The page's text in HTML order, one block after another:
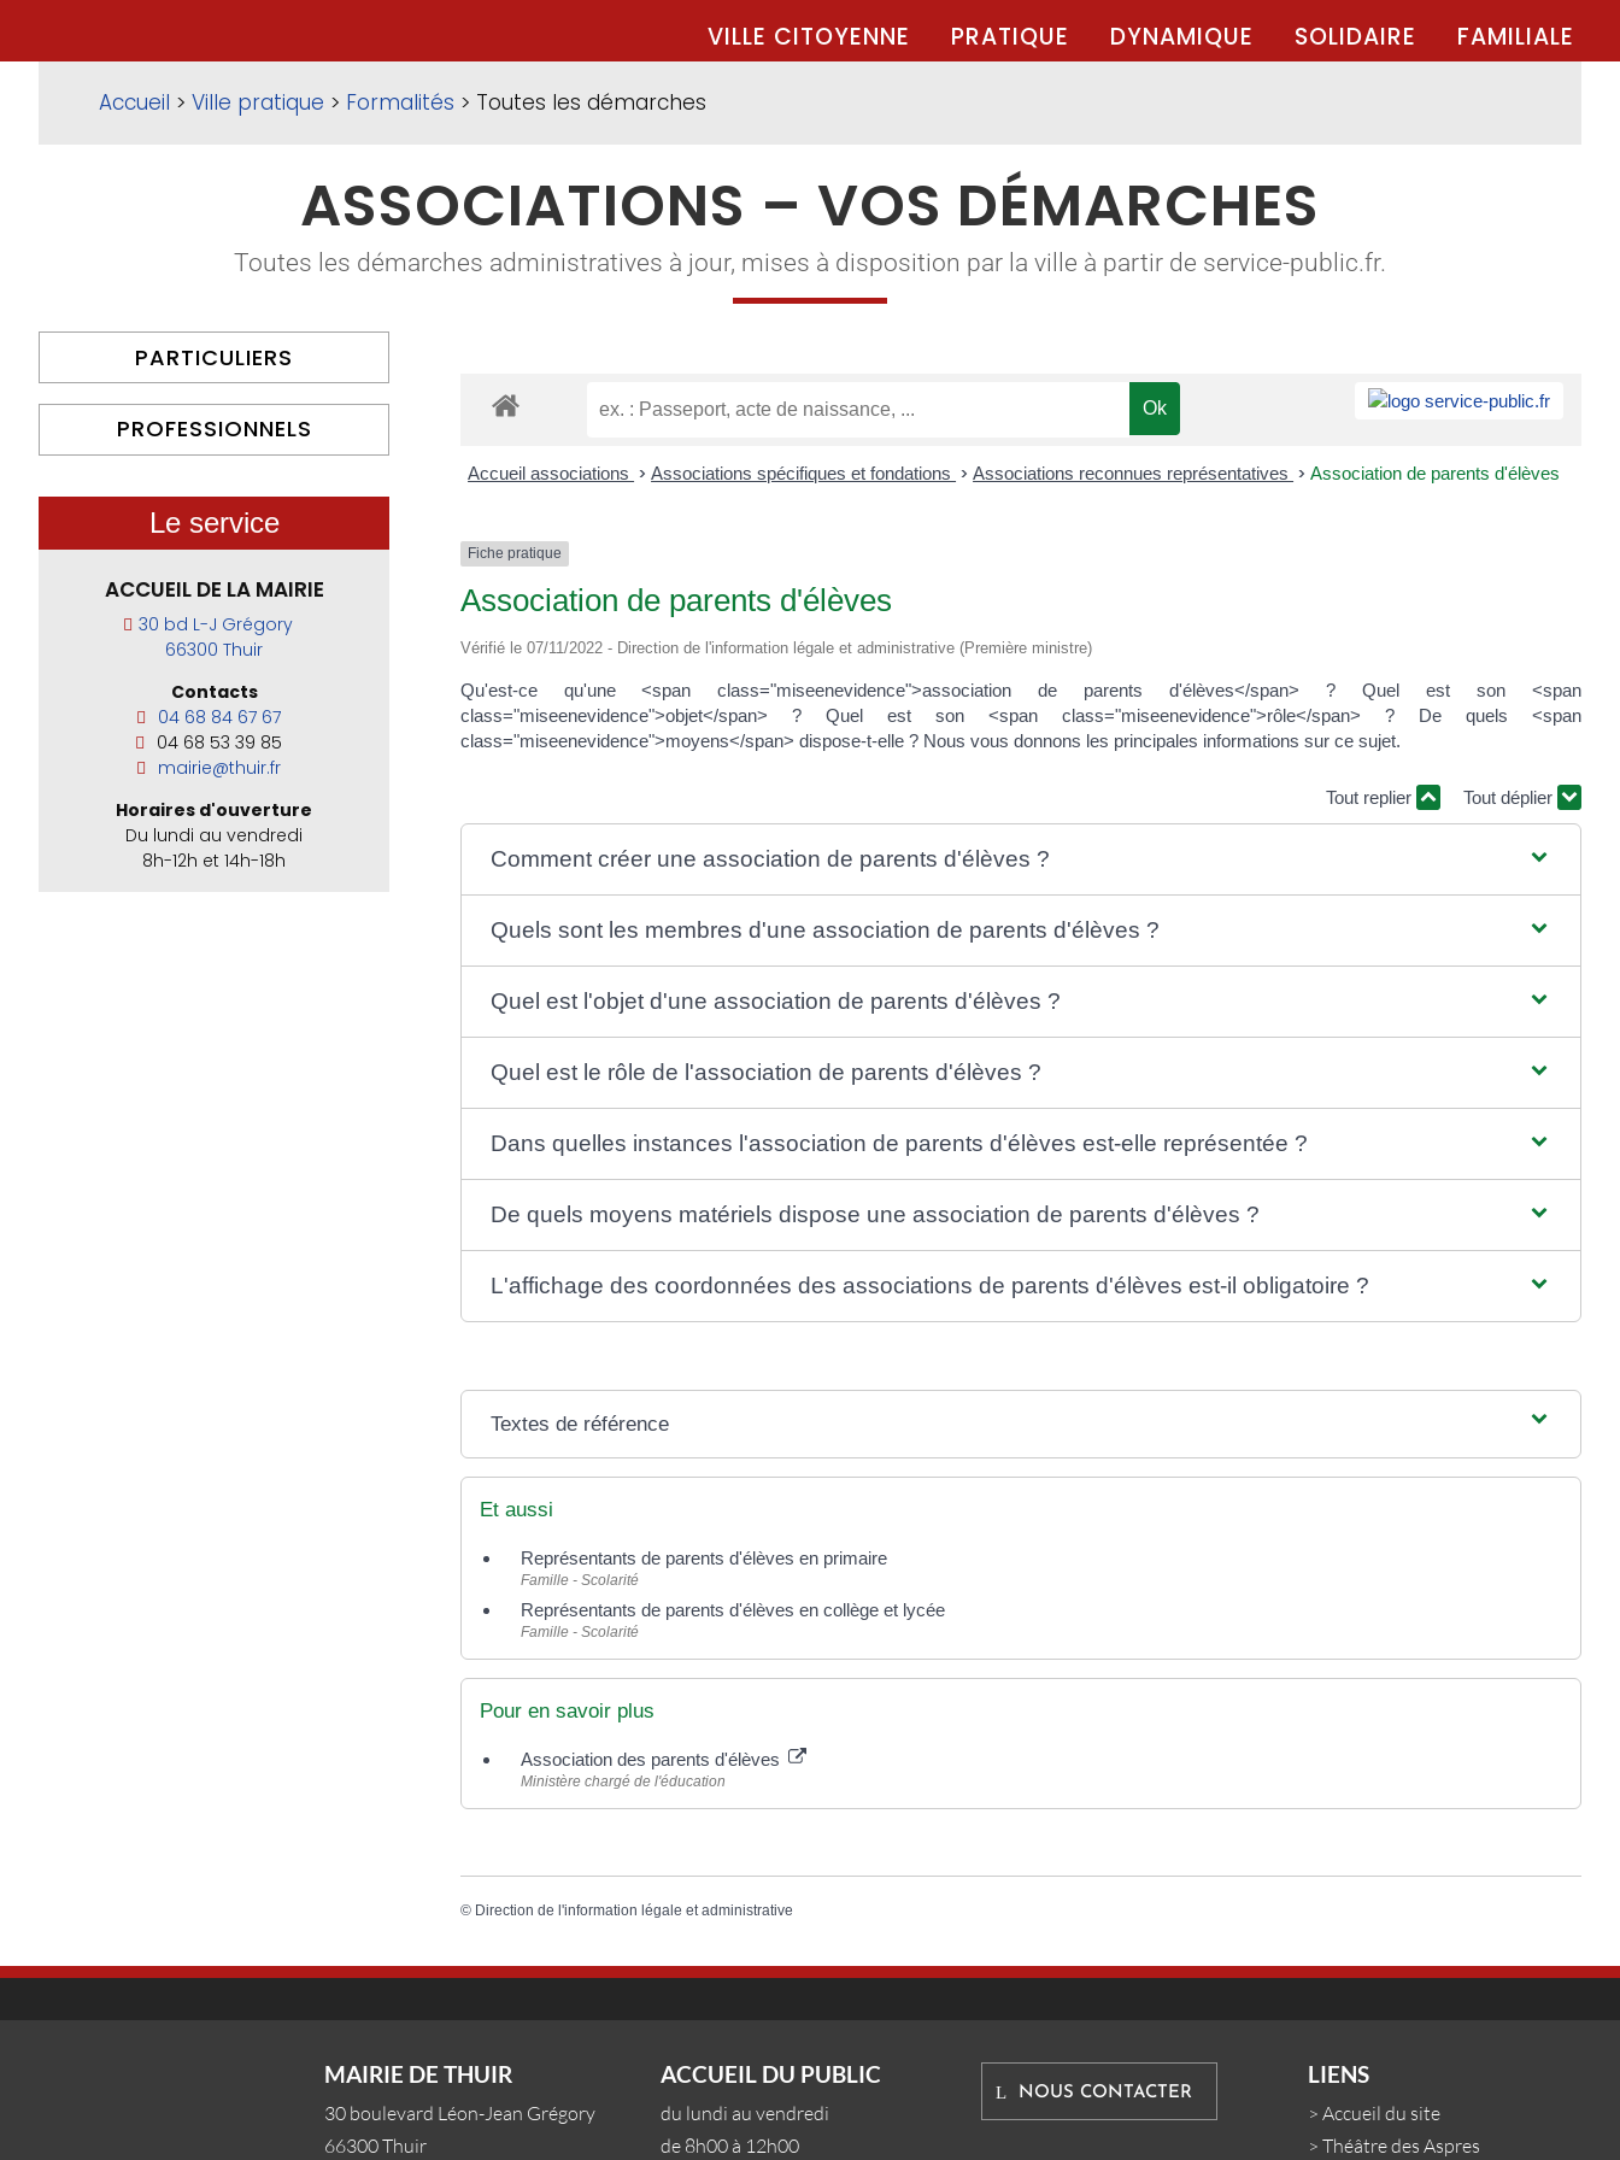
VILLE CITOYENNE PRATIQUE DYNAMIQUE SOLIDAIRE FAMILIALE
Accueil > Ville pratique > Formalités > Toutes les démarches
ASSOCIATIONS – VOS DÉMARCHES
Toutes les démarches administratives à jour, mises à disposition par la ville à partir de service-public.fr.
PARTICULIERS
PROFESSIONNELS
Le service
ACCUEIL DE LA MAIRIE
30 bd L-J Grégory
66300 Thuir
Contacts
04 68 84 67 67
04 68 53 39 85
mairie@thuir.fr
Horaires d'ouverture
Du lundi au vendredi
8h-12h et 14h-18h
Accueil associations > Associations spécifiques et fondations > Associations reconnues représentatives > Association de parents d'élèves
Fiche pratique
Association de parents d'élèves
Vérifié le 07/11/2022 - Direction de l'information légale et administrative (Première ministre)
Qu'est-ce qu'une <span class="miseenevidence">association de parents d'élèves</span> ? Quel est son <span
class="miseenevidence">objet</span> ? Quel est son <span class="miseenevidence">rôle</span> ? De quels <span
class="miseenevidence">moyens</span> dispose-t-elle ? Nous vous donnons les principales informations sur ce sujet.
Tout replier Tout déplier
Comment créer une association de parents d'élèves ?
Quels sont les membres d'une association de parents d'élèves ?
Quel est l'objet d'une association de parents d'élèves ?
Quel est le rôle de l'association de parents d'élèves ?
Dans quelles instances l'association de parents d'élèves est-elle représentée ?
De quels moyens matériels dispose une association de parents d'élèves ?
L'affichage des coordonnées des associations de parents d'élèves est-il obligatoire ?
Textes de référence
Et aussi
Représentants de parents d'élèves en primaire
Famille - Scolarité
Représentants de parents d'élèves en collège et lycée
Famille - Scolarité
Pour en savoir plus
Association des parents d'élèves
Ministère chargé de l'éducation
© Direction de l'information légale et administrative
MAIRIE DE THUIR
30 boulevard Léon-Jean Grégory
66300 Thuir
ACCUEIL DU PUBLIC
du lundi au vendredi
de 8h00 à 12h00
NOUS CONTACTER
LIENS
>Accueil du site
>Théâtre des Aspres